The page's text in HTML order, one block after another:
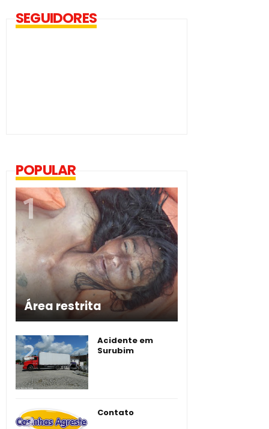
SEGUIDORES
POPULAR
Área restrita
Acidente em
Surubim
Contato